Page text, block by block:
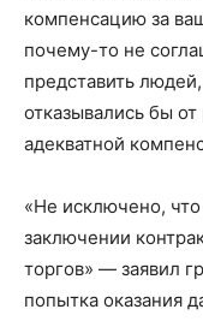
компенсацию за
почему-то не
представить
отказывались бы
адекватной
«Не исключено,
заключении
торгов» — заявил
попытка оказания